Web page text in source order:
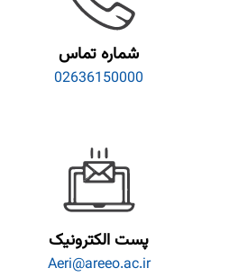
شماره تماس
02636150000
پست الکترونیک
Aeri@areeo.ac.ir